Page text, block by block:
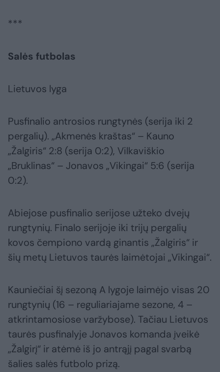
***
Salės futbolas
Lietuvos lyga
Pusfinalio antrosios rungtynės (serija iki 2
pergalių). „Akmenės kraštas“ – Kauno
„Žalgiris“ 2:8 (serija 0:2), Vilkaviškio
„Bruklinas“ – Jonavos „Vikingai“ 5:6 (serija
0:2).
Abiejose pusfinalio serijose užteko dvejų
rungtynių. Finalo serijoje iki trijų pergalių
kovos čempiono vardą ginantis „Žalgiris“ ir
šių metų Lietuvos taurės laimėtojai „Vikingai“.
Kauniečiai šį sezoną A lygoje laimėjo visas 20
rungtynių (16 – reguliariajame sezone, 4 –
atkrintamosiose varžybose). Tačiau Lietuvos
taurės pusfinalyje Jonavos komanda įveikė
„Žalgirį“ ir atėmė iš jo antrąjį pagal svarbą
šalies salės futbolo prizą.